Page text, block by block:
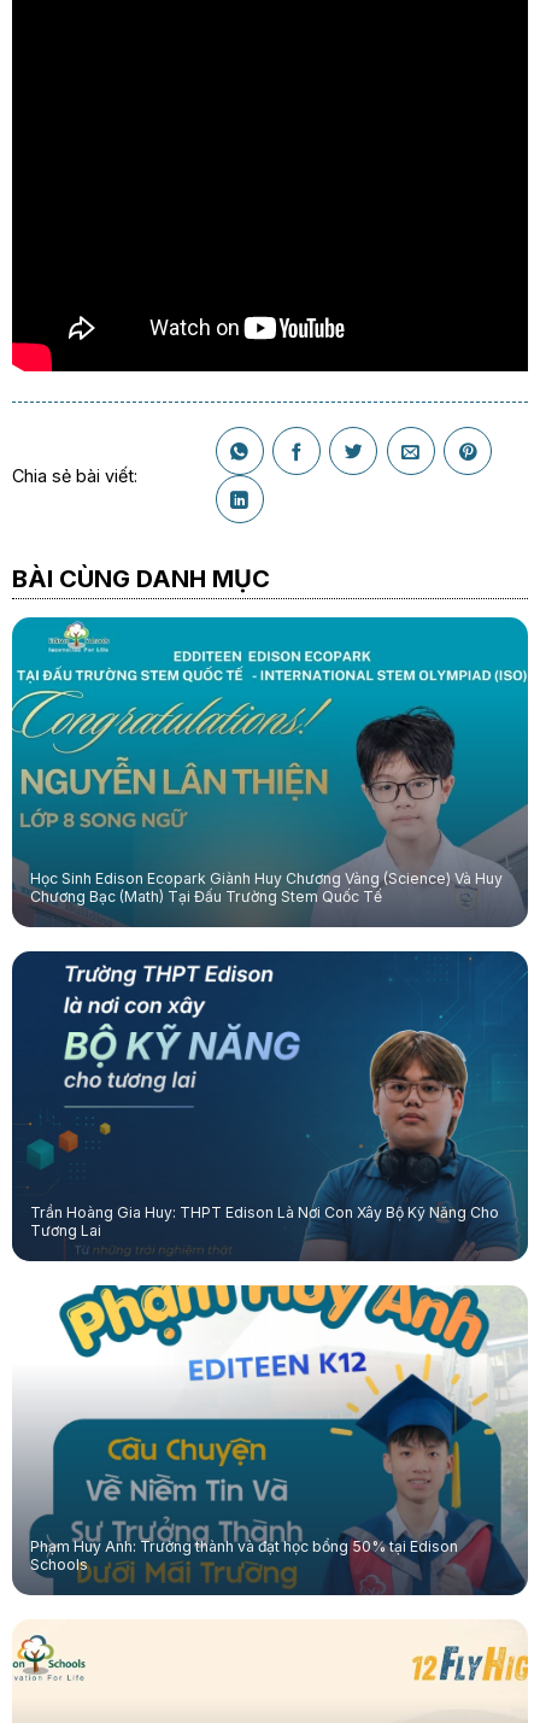
Chia sẻ bài viết:
BÀI CÙNG DANH MỤC
Học Sinh Edison Ecopark Giành Huy Chương Vàng (Science) Và Huy
Chương Bạc (Math) Tại Đấu Trường Stem Quốc Tế
Trần Hoàng Gia Huy: THPT Edison Là Nơi Con Xây Bộ Kỹ Năng Cho
Tương Lai
Phạm Huy Anh: Trưởng thành và đạt học bổng 50% tại Edison
Schools